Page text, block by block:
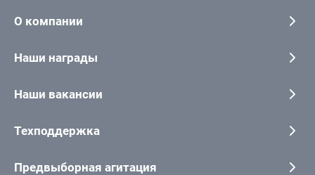
О компании
Наши награды
Наши вакансии
Техподдержка
Предвыборная агитация